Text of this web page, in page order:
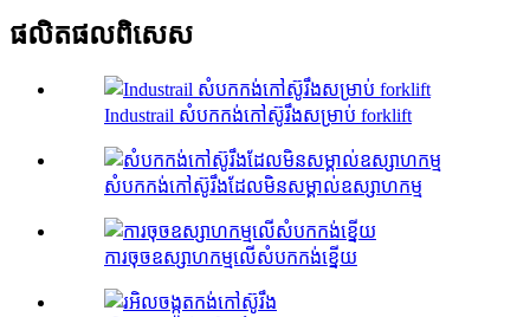
ផលិតផលពិសេស
Industrail សំបកកង់កៅស៊ូរឹងសម្រាប់ forklift
សំបកកង់កៅស៊ូរឹងដែលមិនសម្គាល់ឧស្សាហកម្ម
ការចុចឧស្សាហកម្មលើសំបកកង់ខ្នើយ